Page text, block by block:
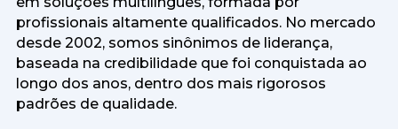
profissionais altamente qualificados. No mercado
desde 2002, somos sinônimos de liderança,
baseada na credibilidade que foi conquistada ao
longo dos anos, dentro dos mais rigorosos
padrões de qualidade.